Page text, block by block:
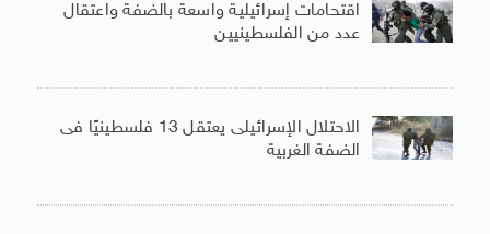
اقتحامات إسرائيلية واسعة بالضفة واعتقال
عدد من الفلسطينيين
الاحتلال الإسرائيلى يعتقل 13 فلسطينيًا فى
الضفة الغربية